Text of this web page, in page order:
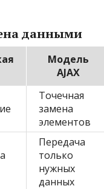
данными
Модель
AJAX
Точечная
замена
элементов
Передача
только
нужных
данных